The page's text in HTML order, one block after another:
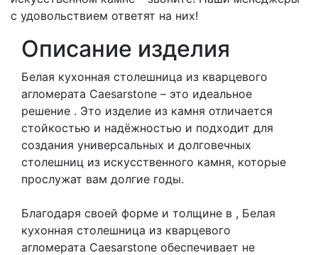
с удовольствием ответят на них!
Описание изделия
Белая кухонная столешница из кварцевого
агломерата Caesarstone – это идеальное
решение . Это изделие из камня отличается
стойкостью и надёжностью и подходит для
создания универсальных и долговечных
столешниц из искусственного камня, которые
прослужат вам долгие годы.
Благодаря своей форме и толщине в , Белая
кухонная столешница из кварцевого
агломерата Caesarstone обеспечивает не